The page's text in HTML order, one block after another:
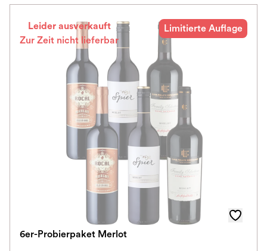
Leider ausverkauft
Zur Zeit nicht lieferbar
Limitierte Auflage
6er-Probierpaket Merlot